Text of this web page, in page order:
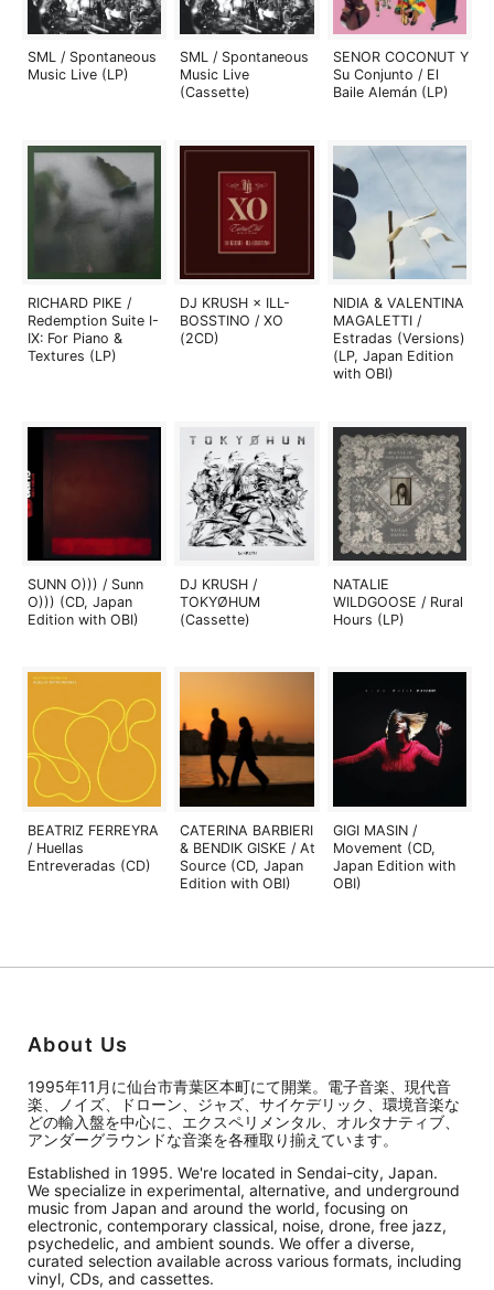
SML / Spontaneous
Music Live (LP)
SML / Spontaneous
Music Live
(Cassette)
SENOR COCONUT Y
Su Conjunto / El
Baile Alemán (LP)
RICHARD PIKE /
Redemption Suite I-
IX: For Piano &
Textures (LP)
DJ KRUSH × ILL-
BOSSTINO / XO
(2CD)
NIDIA & VALENTINA
MAGALETTI /
Estradas (Versions)
(LP, Japan Edition
with OBI)
SUNN O))) / Sunn
O))) (CD, Japan
Edition with OBI)
DJ KRUSH /
TOKYØHUM
(Cassette)
NATALIE
WILDGOOSE / Rural
Hours (LP)
BEATRIZ FERREYRA
/ Huellas
Entreveradas (CD)
CATERINA BARBIERI
& BENDIK GISKE / At
Source (CD, Japan
Edition with OBI)
GIGI MASIN /
Movement (CD,
Japan Edition with
OBI)
About Us
1995年11月に仙台市青葉区本町にて開業。電子音楽、現代音
楽、ノイズ、ドローン、ジャズ、サイケデリック、環境音楽な
どの輸入盤を中心に、エクスペリメンタル、オルタナティブ、
アンダーグラウンドな音楽を各種取り揃えています。
Established in 1995. We're located in Sendai-city, Japan.
We specialize in experimental, alternative, and underground
music from Japan and around the world, focusing on
electronic, contemporary classical, noise, drone, free jazz,
psychedelic, and ambient sounds. We offer a diverse,
curated selection available across various formats, including
vinyl, CDs, and cassettes.